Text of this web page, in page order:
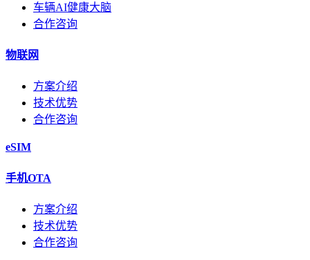
车辆AI健康大脑
合作咨询
物联网
方案介绍
技术优势
合作咨询
eSIM
手机OTA
方案介绍
技术优势
合作咨询